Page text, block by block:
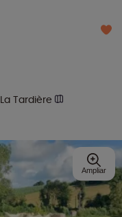
La Tardière
Ampliar